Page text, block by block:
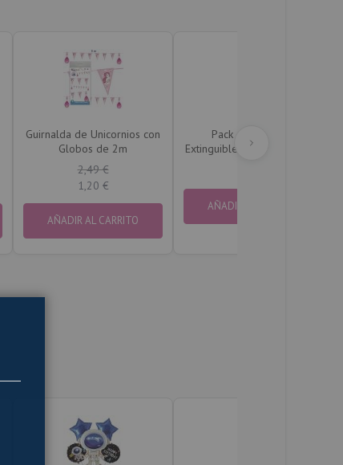
Guirnalda de Unicornios con
Globos de 2m
2,49 €
1,20 €
AÑADIR AL CARRITO
Pack 12 Velas No
Extinguibles de color blanco
AÑADIR AL CARRITO